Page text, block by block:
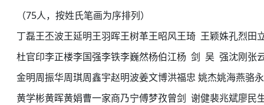
（75人，按姓氏笔画为序排列）
丁磊王丕波王延明王羽晖王树革王昭风王琦 王颖姝孔烈田
杜官印李正楼李国强李铁李巍然杨伯江杨 剑 吴 强沈刚张
金明周振华周琪周鑫宇赵明波姜文博洪福忠 姚杰姚海燕骆
黄学彬黄晖黄娟曹一家商乃宁傅梦孜曾剑 谢健裴兆斌廖民